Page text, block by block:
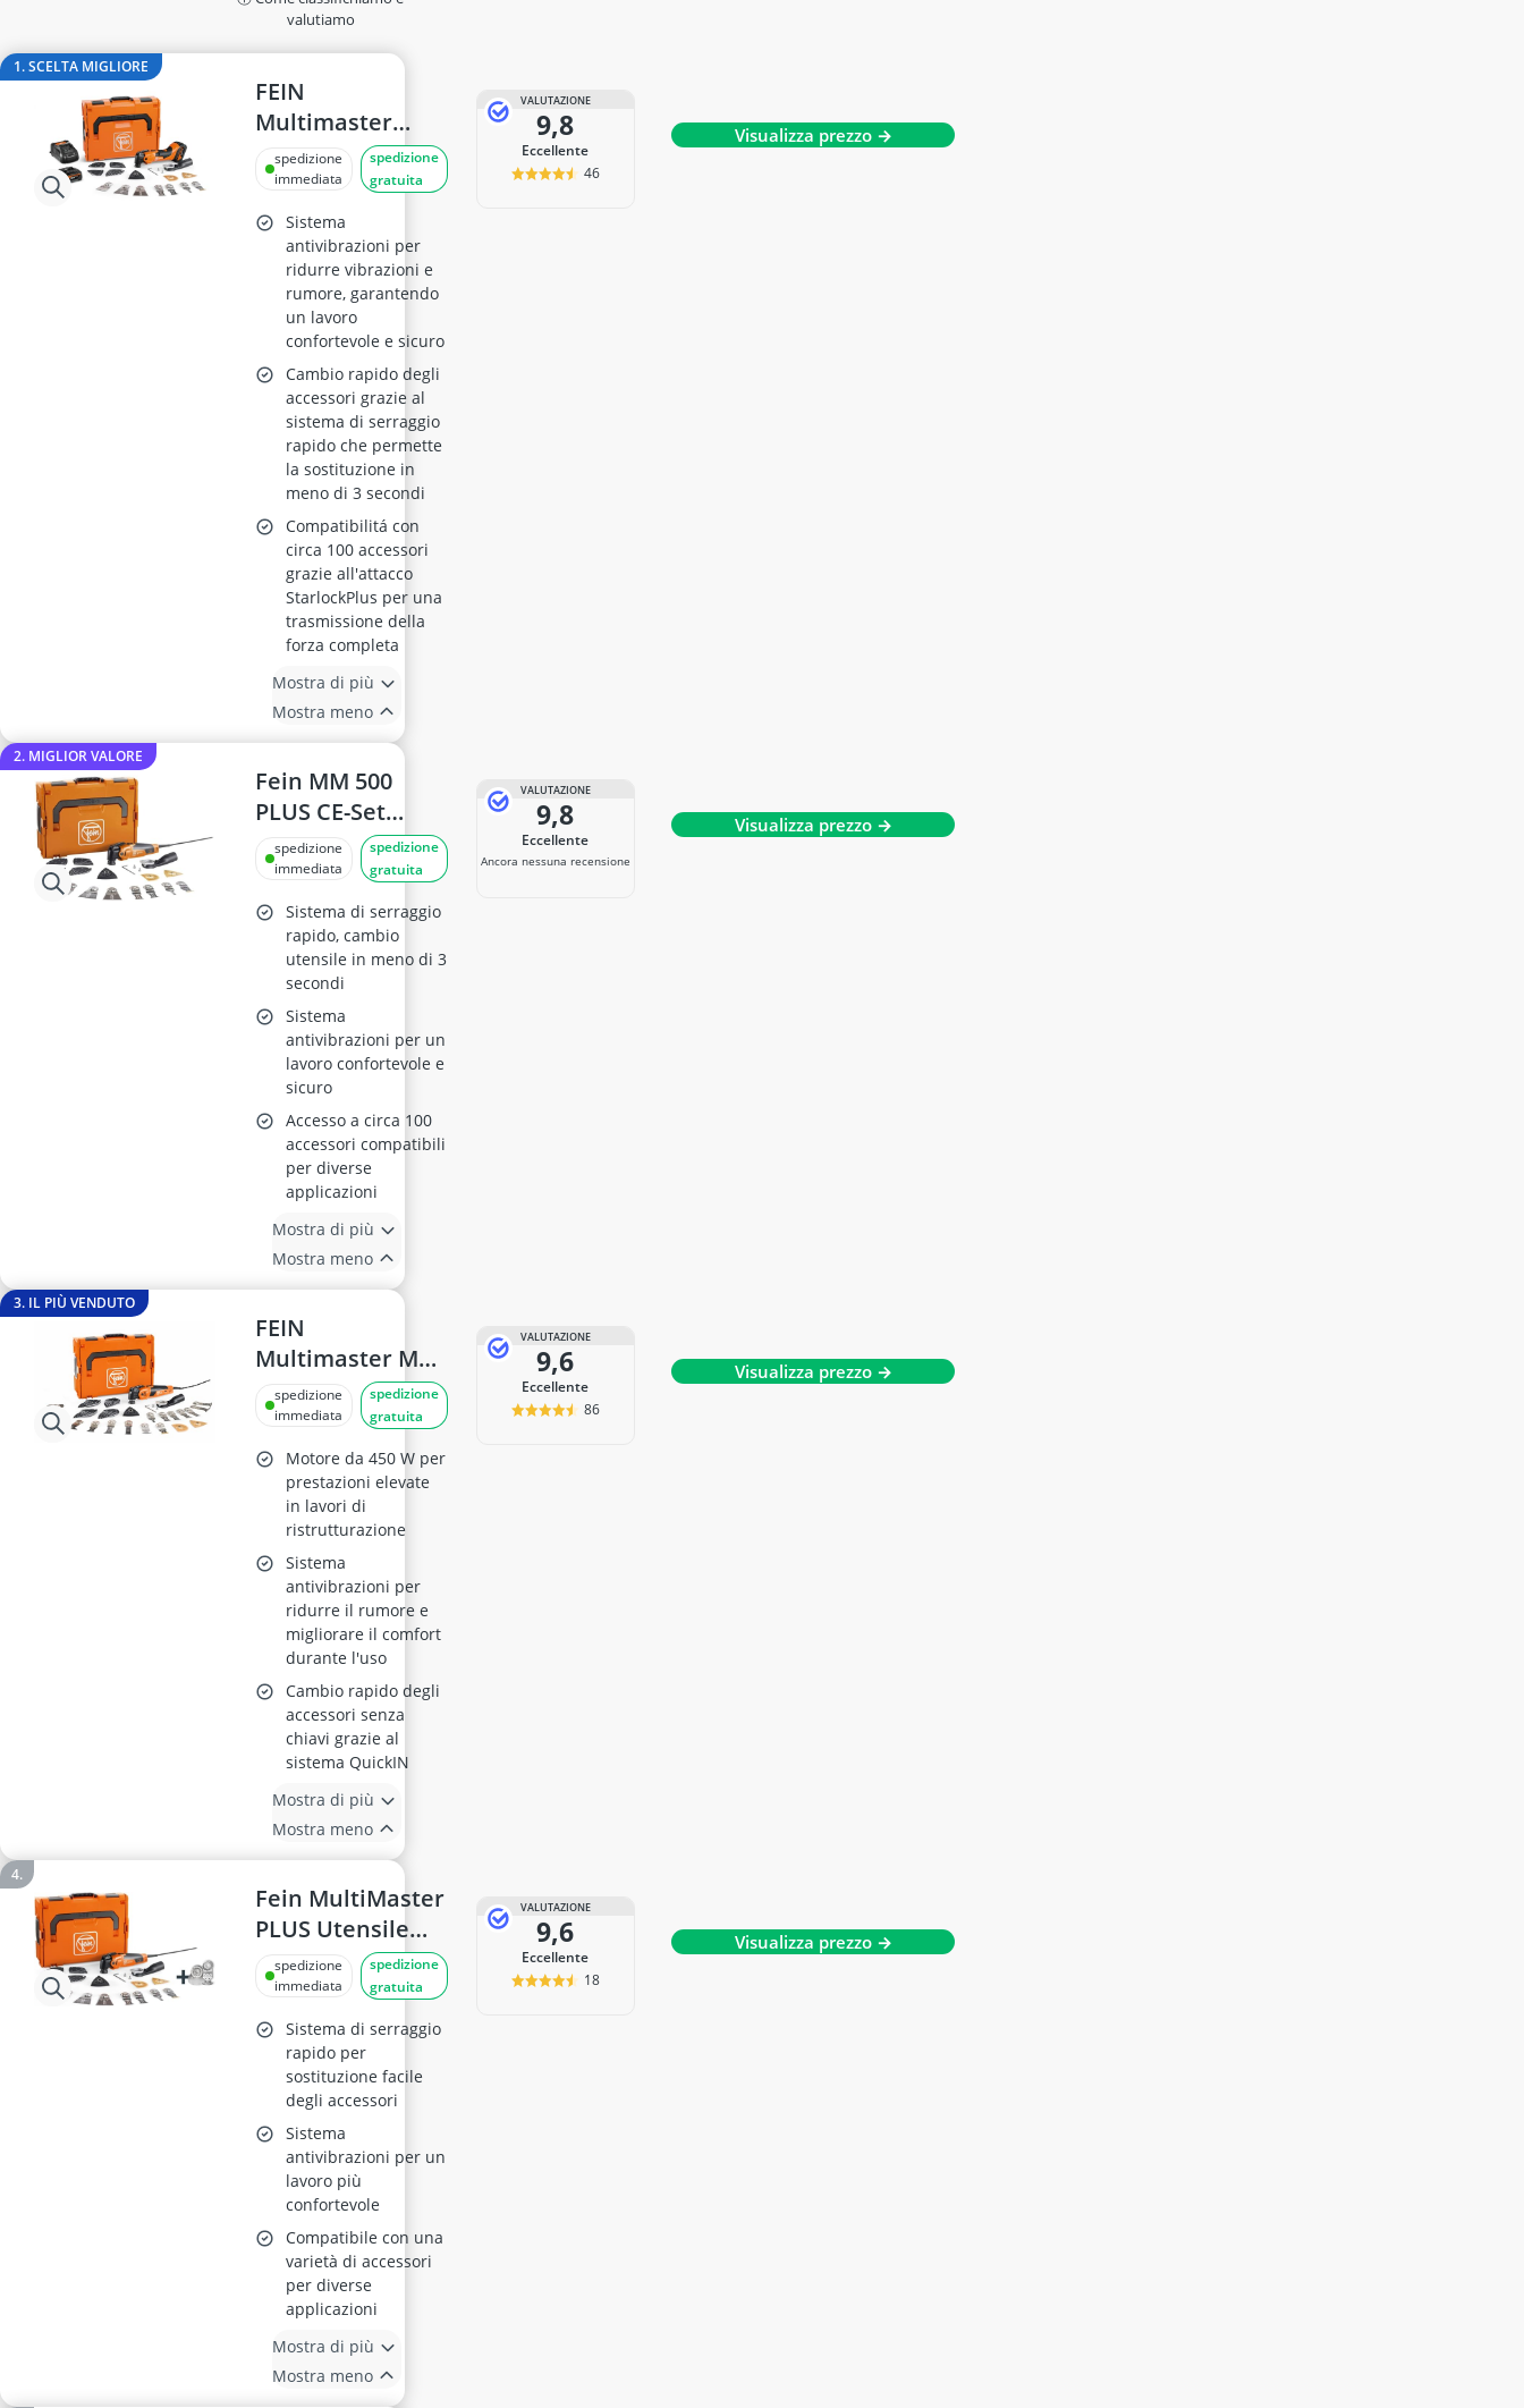
alzalastre per cartongesso
ancorante chimico
Anemometro
Anticalcare per lavatrici
Applicazione contacalorie
valutiamo
1. SCELTA MIGLIORE
FEIN
Multimaster
AMM 500 Plus Set
spedizione
immediata
spedizione
gratuita
Sistema
antivibrazioni per
ridurre vibrazioni e
rumore, garantendo
un lavoro
confortevole e sicuro
Cambio rapido degli
accessori grazie al
sistema di serraggio
rapido che permette
la sostituzione in
meno di 3 secondi
Compatibilitá con
circa 100 accessori
grazie all'attacco
StarlockPlus per una
trasmissione della
forza completa
Mostra di più
Mostra meno
VALUTAZIONE
9,8
Eccellente
46
Visualizza prezzo →
2. MIGLIOR VALORE
Fein MM 500
PLUS CE-Set
72296775000
Utensile
multifunzione
350 W
spedizione
immediata
spedizione
gratuita
Sistema di serraggio
rapido, cambio
utensile in meno di 3
secondi
Sistema
antivibrazioni per un
lavoro confortevole e
sicuro
Accesso a circa 100
accessori compatibili
per diverse
applicazioni
Mostra di più
Mostra meno
VALUTAZIONE
9,8
Eccellente
Ancora nessuna recensione
Visualizza prezzo →
3. IL PIÙ VENDUTO
FEIN
Multimaster MM
700 Max Top,
Utensile
multifunzione
con 60 accessori
spedizione
immediata
spedizione
gratuita
Motore da 450 W per
prestazioni elevate
in lavori di
ristrutturazione
Sistema
antivibrazioni per
ridurre il rumore e
migliorare il comfort
durante l'uso
Cambio rapido degli
accessori senza
chiavi grazie al
sistema QuickIN
Mostra di più
Mostra meno
VALUTAZIONE
9,6
Eccellente
86
Visualizza prezzo →
Fein MultiMaster
PLUS Utensile
Oscillante
spedizione
immediata
spedizione
gratuita
Sistema di serraggio
rapido per
sostituzione facile
degli accessori
Sistema
antivibrazioni per un
lavoro più
confortevole
Compatibile con una
varietà di accessori
per diverse
applicazioni
Mostra di più
Mostra meno
VALUTAZIONE
9,6
Eccellente
18
Visualizza prezzo →